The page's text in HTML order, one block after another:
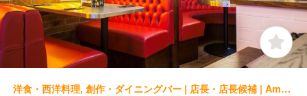
洋食・西洋料理, 創作・ダイニングバー | 店長・店長候補 | AmericanRestaurant&Bar TGIフライデーズ お台場アクアシティ店